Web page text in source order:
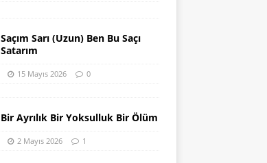
Saçım Sarı (Uzun) Ben Bu Saçı
Satarım
15 Mayıs 2026 0
Bir Ayrılık Bir Yoksulluk Bir Ölüm
2 Mayıs 2026 1